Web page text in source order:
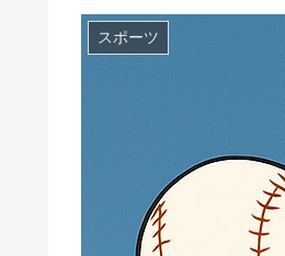
スポーツ